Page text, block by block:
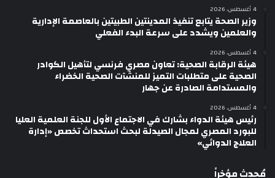
4 أغسطس، 2026
وزير الصحة يتابع تنفيذ المدينتين الطبيتين بالعاصمة الإدارية
والعلمين ويشدد على سرعة البدء الفعلي
4 أغسطس، 2026
هيئة الرقابة الصحية: تعاون مصري فرنسي لتأهيل الكوادر
الصحية على متطلبات التميز للمنشآت الصحية الخضراء
والمستدامة الصادرة عن جهار
4 أغسطس، 2026
رئيس هيئة الدواء بشارك في الاجتماع الأول للجنة العلمية العليا
للبورد المصري لمجال الصيدلة لبحث استحداث تخصص «إدارة
العلاج الدوائي»
مُحدث مؤخراً